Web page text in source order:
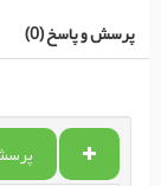
پرسش و پاسخ (0)